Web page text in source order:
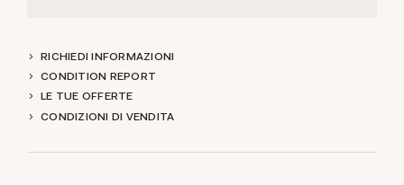
RICHIEDI INFORMAZIONI
CONDITION REPORT
LE TUE OFFERTE
CONDIZIONI DI VENDITA